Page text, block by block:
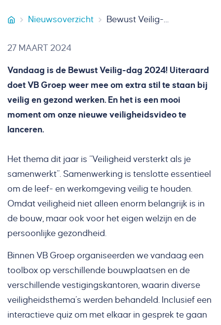
Smeets Bouw
Nieuwsoverzicht Bewust Veilig-dag 2024
27 MAART 2024
Vandaag is de Bewust Veilig-dag 2024! Uiteraard
doet VB Groep weer mee om extra stil te staan bij
veilig en gezond werken. En het is een mooi
moment om onze nieuwe veiligheidsvideo te
lanceren.
Het thema dit jaar is “Veiligheid versterkt als je
samenwerkt”. Samenwerking is tenslotte essentieel
om de leef- en werkomgeving veilig te houden.
Omdat veiligheid niet alleen enorm belangrijk is in
de bouw, maar ook voor het eigen welzijn en de
persoonlijke gezondheid.
Binnen VB Groep organiseerden we vandaag een
toolbox op verschillende bouwplaatsen en de
verschillende vestigingskantoren, waarin diverse
veiligheidsthema’s werden behandeld. Inclusief een
interactieve quiz om met elkaar in gesprek te gaan